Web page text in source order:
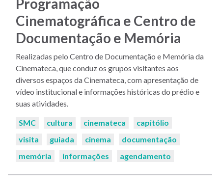
Programação
Cinematográfica e Centro de
Documentação e Memória
Realizadas pelo Centro de Documentação e Memória da
Cinemateca, que conduz os grupos visitantes aos
diversos espaços da Cinemateca, com apresentação de
vídeo institucional e informações históricas do prédio e
suas atividades.
Palavras-
SMC cultura cinemateca
capitólio
visita
guiada cinema
documentação
memória
informações agendamento